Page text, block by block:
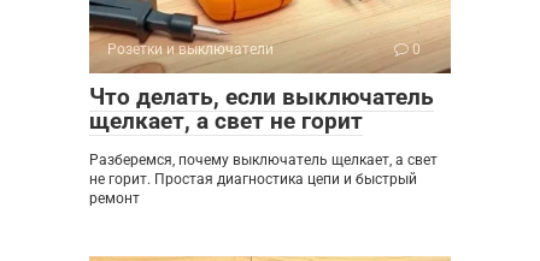
Розетки и выключатели 0
Что делать, если выключатель
щелкает, а свет не горит
Разберемся, почему выключатель щелкает, а свет
не горит. Простая диагностика цепи и быстрый
ремонт